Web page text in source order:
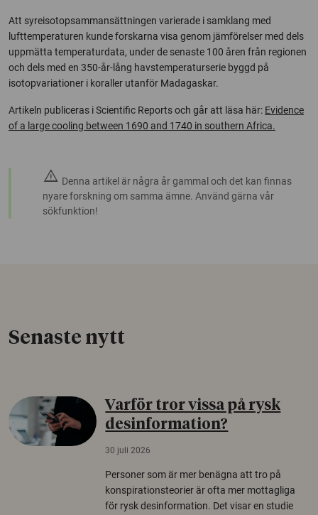
Att syreisotopsammansättningen varierade i samklang med
lufttemperaturen kunde forskarna visa genom jämförelser med dels
uppmätta temperaturdata, under de senaste 100 åren från regionen
och dels med en 350-år-lång havstemperaturserie byggd på
isotopvariationer i koraller utanför Madagaskar.
Artikeln publiceras i Scientific Reports och går att läsa här: Evidence
of a large cooling between 1690 and 1740 in southern Africa.
warning Denna artikel är några år gammal och det kan finnas
nyare forskning om samma ämne. Använd gärna vår
sökfunktion!
Senaste nytt
Varför tror vissa på rysk
desinformation?
30 juli 2026
Personer som är mer benägna att tro på
konspirationsteorier är ofta mer mottagliga
för rysk desinformation. Det visar en studie